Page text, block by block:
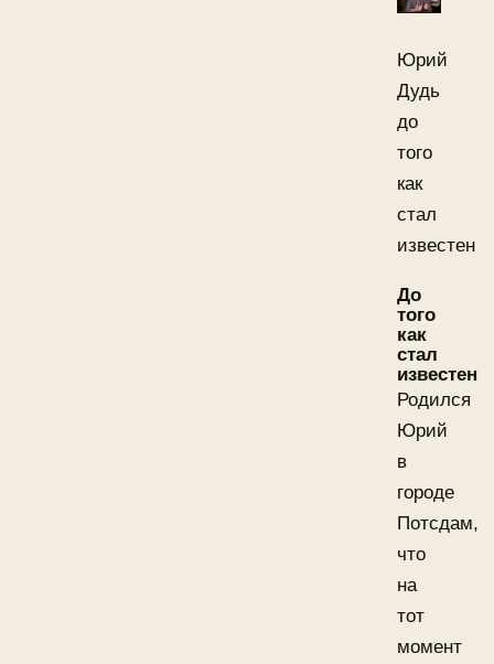
Юрий
Дудь
до
того
как
стал
известен
До
того
как
стал
известен
Родился
Юрий
в
городе
Потсдам,
что
на
тот
момент